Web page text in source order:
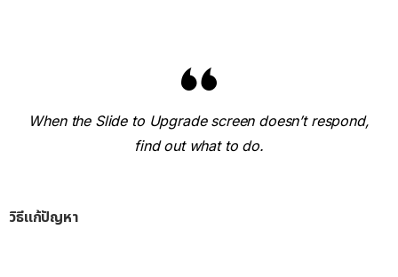
When the Slide to Upgrade screen doesn’t respond,
find out what to do.
วิธีแก้ปัญหา